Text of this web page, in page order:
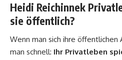
Heidi Reichinnek
sie öffentlich?
Wenn man sich ihre
man schnell: Ihr Privatleben